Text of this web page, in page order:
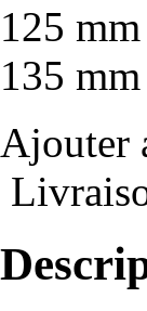
125 mm
135 mm
Ajouter